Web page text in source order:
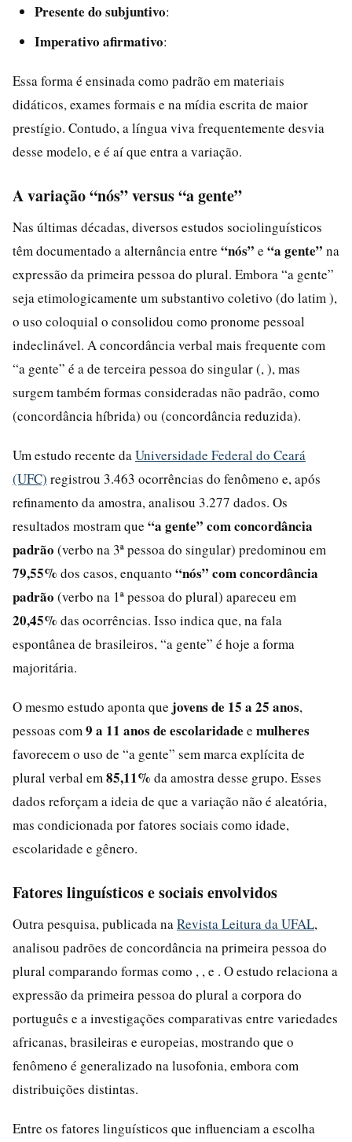
Presente do subjuntivo:
Imperativo afirmativo:
Essa forma é ensinada como padrão em materiais
didáticos, exames formais e na mídia escrita de maior
prestígio. Contudo, a língua viva frequentemente desvia
desse modelo, e é aí que entra a variação.
A variação “nós” versus “a gente”
Nas últimas décadas, diversos estudos sociolinguísticos
têm documentado a alternância entre “nós” e “a gente” na
expressão da primeira pessoa do plural. Embora “a gente”
seja etimologicamente um substantivo coletivo (do latim ),
o uso coloquial o consolidou como pronome pessoal
indeclinável. A concordância verbal mais frequente com
“a gente” é a de terceira pessoa do singular (, ), mas
surgem também formas consideradas não padrão, como
(concordância híbrida) ou (concordância reduzida).
Um estudo recente da Universidade Federal do Ceará
(UFC) registrou 3.463 ocorrências do fenômeno e, após
refinamento da amostra, analisou 3.277 dados. Os
resultados mostram que “a gente” com concordância
padrão (verbo na 3ª pessoa do singular) predominou em
79,55% dos casos, enquanto “nós” com concordância
padrão (verbo na 1ª pessoa do plural) apareceu em
20,45% das ocorrências. Isso indica que, na fala
espontânea de brasileiros, “a gente” é hoje a forma
majoritária.
O mesmo estudo aponta que jovens de 15 a 25 anos,
pessoas com 9 a 11 anos de escolaridade e mulheres
favorecem o uso de “a gente” sem marca explícita de
plural verbal em 85,11% da amostra desse grupo. Esses
dados reforçam a ideia de que a variação não é aleatória,
mas condicionada por fatores sociais como idade,
escolaridade e gênero.
Fatores linguísticos e sociais envolvidos
Outra pesquisa, publicada na Revista Leitura da UFAL,
analisou padrões de concordância na primeira pessoa do
plural comparando formas como , , e . O estudo relaciona a
expressão da primeira pessoa do plural a corpora do
português e a investigações comparativas entre variedades
africanas, brasileiras e europeias, mostrando que o
fenômeno é generalizado na lusofonia, embora com
distribuições distintas.
Entre os fatores linguísticos que influenciam a escolha